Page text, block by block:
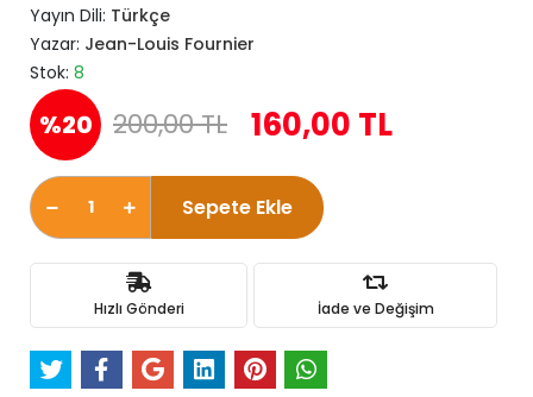
Yayın Dili: Türkçe
Yazar: Jean-Louis Fournier
Stok: 8
%20 200,00 TL 160,00 TL
Sepete Ekle
Hızlı Gönderi İade ve Değişim